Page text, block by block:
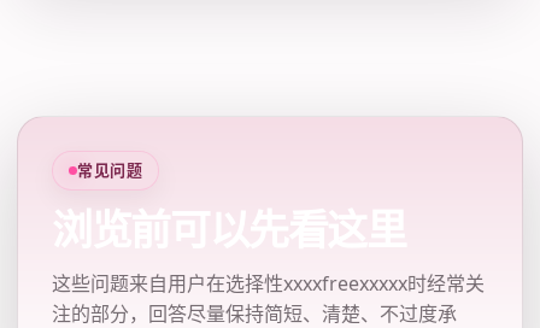
常见问题
浏览前可以先看这里
这些问题来自用户在选择性xxxxfreexxxxx时经常关
注的部分，回答尽量保持简短、清楚、不过度承